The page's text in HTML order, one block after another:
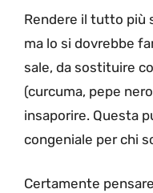
Rendere il tutto più
ma lo si dovrebbe
sale, da sostituire
(curcuma, pepe
insaporire. Questa
congeniale per chi
Certamente